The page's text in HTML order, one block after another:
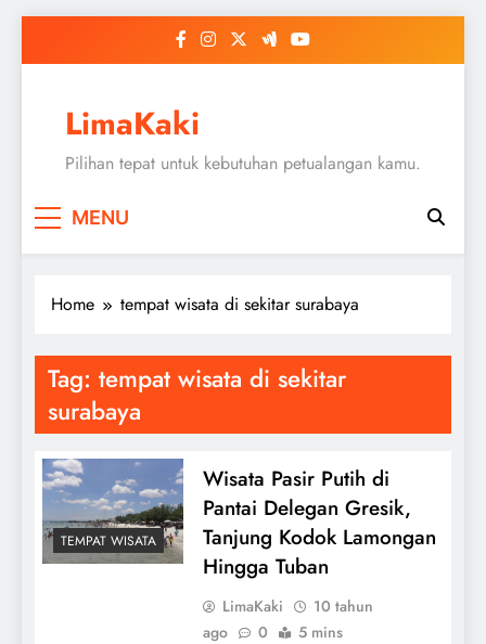
LimaKaki
Pilihan tepat untuk kebutuhan petualangan kamu.
MENU
Home tempat wisata di sekitar surabaya
Tag: tempat wisata di sekitar
surabaya
TEMPAT WISATA
Wisata Pasir Putih di
Pantai Delegan Gresik,
Tanjung Kodok Lamongan
Hingga Tuban
LimaKaki
10 tahun
ago
0 5 mins